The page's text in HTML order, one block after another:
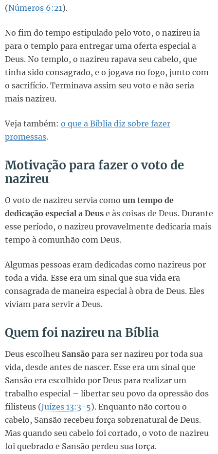
(Números 6:21).
No fim do tempo estipulado pelo voto, o nazireu ia
para o templo para entregar uma oferta especial a
Deus. No templo, o nazireu rapava seu cabelo, que
tinha sido consagrado, e o jogava no fogo, junto com
o sacrifício. Terminava assim seu voto e não seria
mais nazireu.
Veja também: o que a Bíblia diz sobre fazer
promessas.
Motivação para fazer o voto de
nazireu
O voto de nazireu servia como um tempo de
dedicação especial a Deus e às coisas de Deus. Durante
esse período, o nazireu provavelmente dedicaria mais
tempo à comunhão com Deus.
Algumas pessoas eram dedicadas como nazireus por
toda a vida. Esse era um sinal que sua vida era
consagrada de maneira especial à obra de Deus. Eles
viviam para servir a Deus.
Quem foi nazireu na Bíblia
Deus escolheu Sansão para ser nazireu por toda sua
vida, desde antes de nascer. Esse era um sinal que
Sansão era escolhido por Deus para realizar um
trabalho especial – libertar seu povo da opressão dos
filisteus (Juízes 13:3-5). Enquanto não cortou o
cabelo, Sansão recebeu força sobrenatural de Deus.
Mas quando seu cabelo foi cortado, o voto de nazireu
foi quebrado e Sansão perdeu sua força.